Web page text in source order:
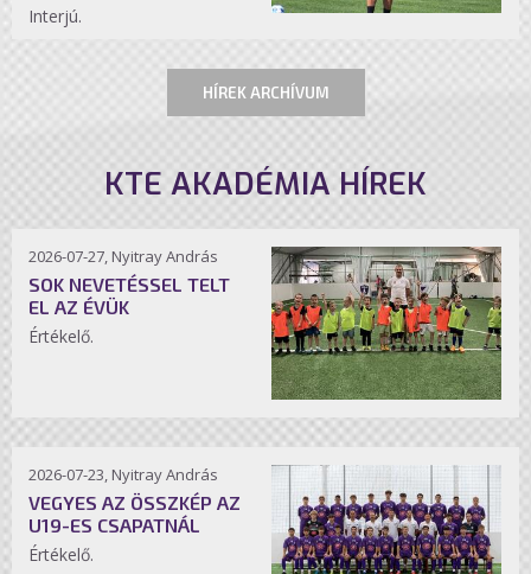
Interjú.
HÍREK ARCHÍVUM
KTE AKADÉMIA HÍREK
2026-07-27, Nyitray András
SOK NEVETÉSSEL TELT
EL AZ ÉVÜK
Értékelő.
2026-07-23, Nyitray András
VEGYES AZ ÖSSZKÉP AZ
U19-ES CSAPATNÁL
Értékelő.